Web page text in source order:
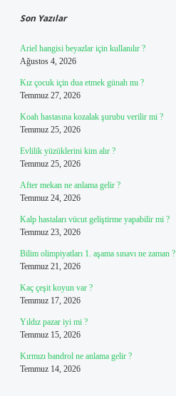
Son Yazılar
Ariel hangisi beyazlar için kullanılır ?
Ağustos 4, 2026
Kız çocuk için dua etmek günah mı ?
Temmuz 27, 2026
Koah hastasına kozalak şurubu verilir mi ?
Temmuz 25, 2026
Evlilik yüzüklerini kim alır ?
Temmuz 25, 2026
After mekan ne anlama gelir ?
Temmuz 24, 2026
Kalp hastaları vücut geliştirme yapabilir mi ?
Temmuz 23, 2026
Bilim olimpiyatları 1. aşama sınavı ne zaman ?
Temmuz 21, 2026
Kaç çeşit koyun var ?
Temmuz 17, 2026
Yıldız pazar iyi mi ?
Temmuz 15, 2026
Kırmızı bandrol ne anlama gelir ?
Temmuz 14, 2026